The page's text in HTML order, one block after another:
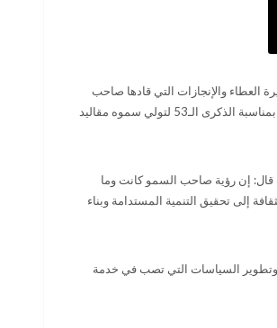
العطاء والإنجازات التي قادها صاحب
السمو الشيخ الدكتور سلطان بن محمد القاسمي، عضو المجلس الأعلى، حاكم الشارقة، بمناسبة الذكرى الـ53 لتولي سموه مقاليد
قال: إن رؤية صاحب السمو كانت وما
إلى تحقيق التنمية المستدامة وبناء
السياسات التي تصب في خدمة